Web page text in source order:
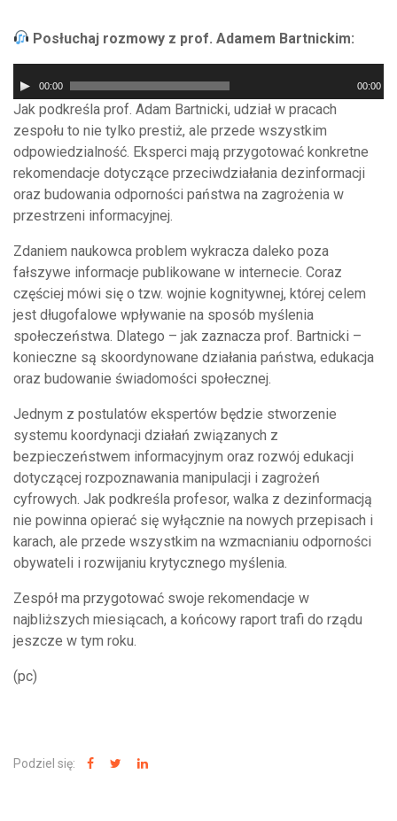
Posłuchaj rozmowy z prof. Adamem Bartnickim:
plików
dźwiękowych
00:00 00:00
Jak podkreśla prof. Adam Bartnicki, udział w pracach
zespołu to nie tylko prestiż, ale przede wszystkim
odpowiedzialność. Eksperci mają przygotować konkretne
rekomendacje dotyczące przeciwdziałania dezinformacji
oraz budowania odporności państwa na zagrożenia w
przestrzeni informacyjnej.
Zdaniem naukowca problem wykracza daleko poza
fałszywe informacje publikowane w internecie. Coraz
częściej mówi się o tzw. wojnie kognitywnej, której celem
jest długofalowe wpływanie na sposób myślenia
społeczeństwa. Dlatego – jak zaznacza prof. Bartnicki –
konieczne są skoordynowane działania państwa, edukacja
oraz budowanie świadomości społecznej.
Jednym z postulatów ekspertów będzie stworzenie
systemu koordynacji działań związanych z
bezpieczeństwem informacyjnym oraz rozwój edukacji
dotyczącej rozpoznawania manipulacji i zagrożeń
cyfrowych. Jak podkreśla profesor, walka z dezinformacją
nie powinna opierać się wyłącznie na nowych przepisach i
karach, ale przede wszystkim na wzmacnianiu odporności
obywateli i rozwijaniu krytycznego myślenia.
Zespół ma przygotować swoje rekomendacje w
najbliższych miesiącach, a końcowy raport trafi do rządu
jeszcze w tym roku.
(pc)
Podziel się: